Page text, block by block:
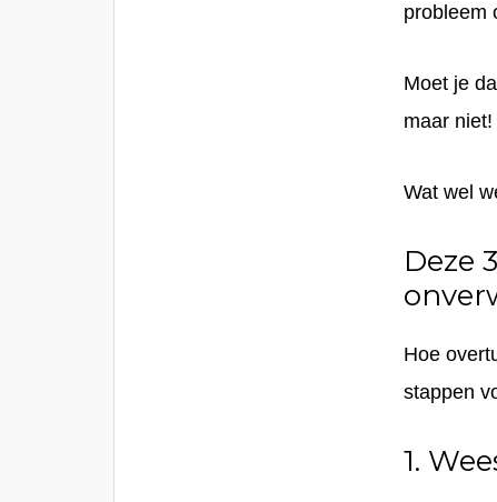
probleem
Moet je
maar niet!
Wat wel
Deze
Hoe
stappen
1.